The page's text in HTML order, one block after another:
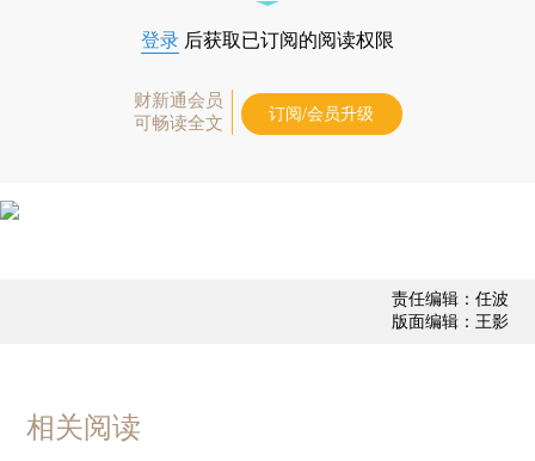
登录 后获取已订阅的阅读权限
财新通会员
可畅读全文
订阅/会员升级
责任编辑：任波
版面编辑：王影
相关阅读